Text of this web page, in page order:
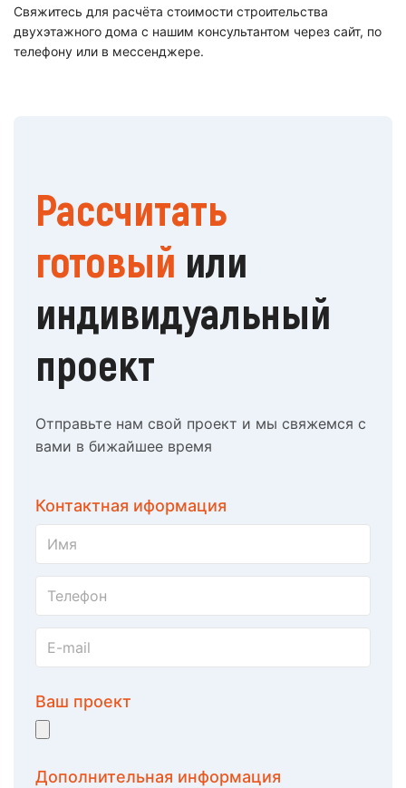
Свяжитесь для расчёта стоимости строительства
двухэтажного дома с нашим консультантом через сайт, по
телефону или в мессенджере.
Рассчитать
готовый или
индивидуальный
проект
Отправьте нам свой проект и мы свяжемся с
вами в бижайшее время
Контактная иформация
Ваш проект
Дополнительная информация